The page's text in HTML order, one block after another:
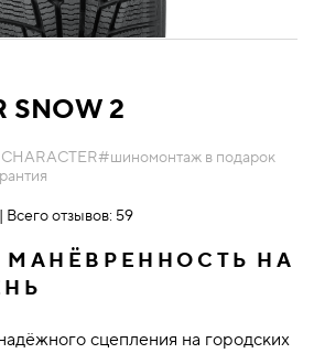
SNOW 2
#шиномонтаж в подарок
Всего отзывов: 59
НА
сцепления на городских